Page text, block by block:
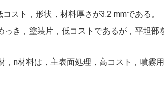
スト，形状，材料厚さが3.2 mmである。
き，塗装片，低コストであるが，平坦部
，n材料は，主表面処理，高コスト，噴霧